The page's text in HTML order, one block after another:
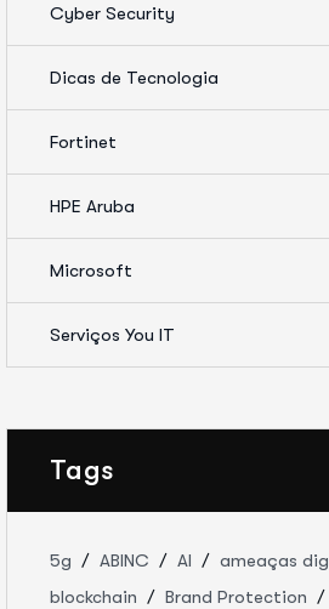
Cyber Security
Dicas de Tecnologia
Fortinet
HPE Aruba
Microsoft
Serviços You IT
Tags
5g ABINC AI
ameaças
blockchain
Brand Protection